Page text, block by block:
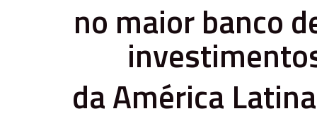
no maior banco
da América